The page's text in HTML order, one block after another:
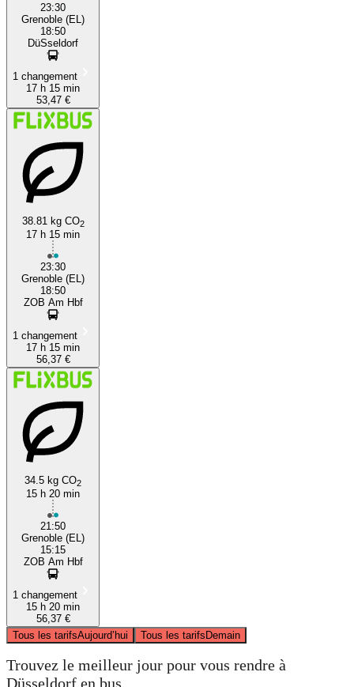
23:30
Grenoble (EL)
18:50
DüSseldorf
1 changement
17 h 15 min
53,47 €
38.81 kg CO2
17 h 15 min
23:30
Grenoble (EL)
18:50
ZOB Am Hbf
1 changement
17 h 15 min
56,37 €
34.5 kg CO2
15 h 20 min
21:50
Grenoble (EL)
15:15
ZOB Am Hbf
1 changement
15 h 20 min
56,37 €
Tous les tarifsAujourd’hui Tous les tarifsDemain
Trouvez le meilleur jour pour vous rendre à
Düsseldorf en bus